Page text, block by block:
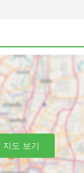
일반 버
장거리 및
지 옵션,
다. 야간
요. 가격은
되는 시간
지도 보기